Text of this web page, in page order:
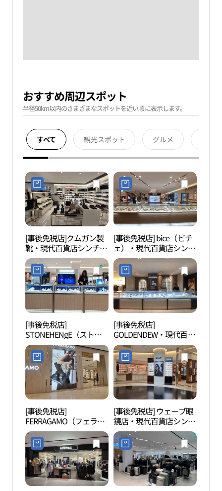
おすすめ周辺スポット
半径50km以内のさまざまなスポットを近い順に表示します。
すべて 観光スポット グルメ
[事後免税店]クムガン製
靴・現代百貨店シンチョ
ン（新村）店(금강제화
현대백화점 신촌점)
[事後免税店] bice（ビチ
ェ）・現代百貨店シンチ
ョン（新村）店(비체 현
대백화점 신촌점)
[事後免税店]
STONEHENgE（ストー
ンヘンジ）・現代百貨店
シンチョン（新村）店
(스톤헨지 현대백화점 신
촌점)
[事後免税店]
GOLDENDEW・現代百貨
店シンチョン（新村）店
(골든듀 현대백화점 신촌
점)
[事後免税店]
FERRAGAMO（フェラガ
モ）・現代百貨店シンチ
ョン（新村）店(페라가
모 현대백화점 신촌점)
[事後免税店] ウェーブ眼
鏡店・現代百貨店シンチ
ョン（新村）店(웨이브
안경 현대백화점 신촌점)